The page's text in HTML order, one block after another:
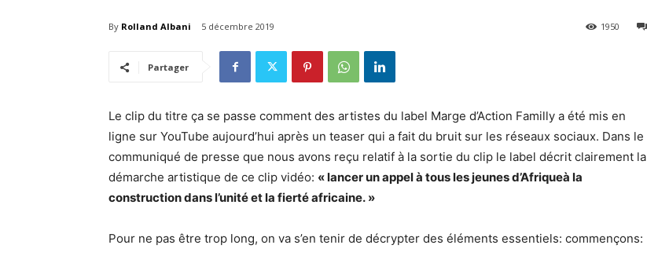
By Rolland Albani 5 décembre 2019 1950
Partager
Le clip du titre ça se passe comment des artistes du label Marge d’Action Familly a été mis en
ligne sur YouTube aujourd’hui après un teaser qui a fait du bruit sur les réseaux sociaux. Dans le
communiqué de presse que nous avons reçu relatif à la sortie du clip le label décrit clairement la
démarche artistique de ce clip vidéo: « lancer un appel à tous les jeunes d’Afriqueà la
construction dans l’unité et la fierté africaine. »
Pour ne pas être trop long, on va s’en tenir de décrypter des éléments essentiels: commençons: